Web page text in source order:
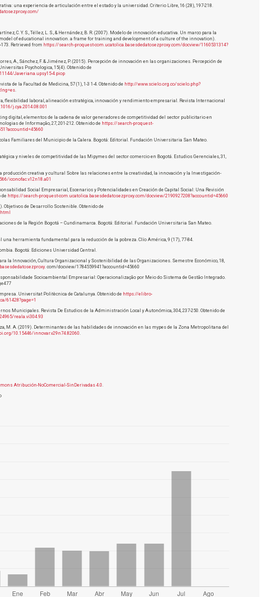
una experiencia de articulación entre el estado y la universidad. Criterio Libre, 16 (28), 197-218.
C. Y. S., Téllez, L. S., & Hernández, B. R. (2007). Modelo de innovación educativa. Un marco para la
of educational innovation. a frame for training and development of a culture of the innovation).
Retrieved from https://search-proquest-com.ucatolica.basesdedatosezproxy.com/docview/1160531314?
A., Sánchez, F. & Jiménez, P. (2015). Percepción de innovación en las organizaciones. Percepción de
Psychologica, 15(4). Obtenido de
Javeriana.upsy15-4.piop
de la Facultad de Medicina, 57 (1), 1-3 1-4. Obtenido de http://www.scielo.org.co/scielo.php?
.
flexibilidad laboral, alineación estratégica, innovación y rendimiento empresarial. Revista Internacional
j.cya.2014.08.001
digital, elementos de la cadena de valor generadores de competitividad del sector publicitario en
de Informação, 27, 201-212. Obtenido de https://search-proquest-
Familiares del Municipio de la Calera. Bogotá: Editorial. Fundación Universitaria San Mateo.
y niveles de competitividad de las Mipymes del sector comercio en Bogotá. Estudios Gerenciales, 31,
producción creativa y cultural Sobre las relaciones entre la creatividad, la innovación y la Investigación-
iconofac.v12n18.a01
Social Empresarial, Escenarios y Potencialidades en Creación de Capital Social: Una Revisión
de https://search-proquest-com.ucatolica.basesdedatosezproxy.com/docview/2190927208?accountid=45660
de Desarrollo Sostenible. Obtenido de
de la Región Bogotá – Cundinamarca. Bogotá: Editorial. Fundación Universitaria San Mateo.
una herramienta fundamental para la reducción de la pobreza. Clío América, 9 (17), 77-84.
Bogotá: Ediciones Universidad Central.
la Innovación, Cultura Organizacional y Sostenibilidad de las Organizaciones. Semestre Económico, 18,
. com/docview/1784559941?accountid=45660
Socioambiental Empresarial: Operacionalização por Meio do Sistema de Gestão Integrado.
Universitat Politècnica de Catalunya. Obtenido de https://elibro-
61428?page=1
Municipales. Revista De Estudios de la Administración Local y Autonómica, 304, 237-250. Obtenido de
reala.vi304.93
M. A. (2019). Determinantes de las habilidades de innovación en las mypes de la Zona Metropolitana del
10.15446/innovar.v29n74.82060.
Atribución-NoComercial-SinDerivadas 4.0.